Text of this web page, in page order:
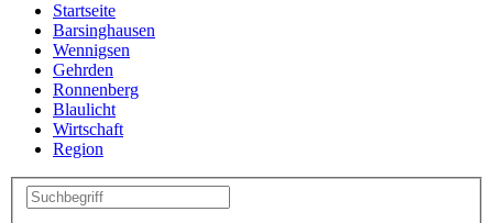
Startseite
Barsinghausen
Wennigsen
Gehrden
Ronnenberg
Blaulicht
Wirtschaft
Region